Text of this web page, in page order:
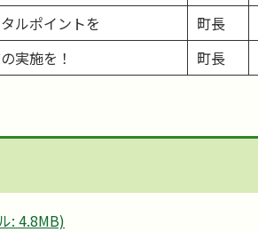
ルポイントを 町長
実施を！ 町長
: 4.8MB)